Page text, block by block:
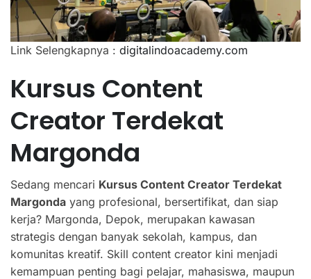
Link Selengkapnya : digitalindoacademy.com
Kursus Content
Creator Terdekat
Margonda
Sedang mencari Kursus Content Creator Terdekat
Margonda yang profesional, bersertifikat, dan siap
kerja? Margonda, Depok, merupakan kawasan
strategis dengan banyak sekolah, kampus, dan
komunitas kreatif. Skill content creator kini menjadi
kemampuan penting bagi pelajar, mahasiswa, maupun